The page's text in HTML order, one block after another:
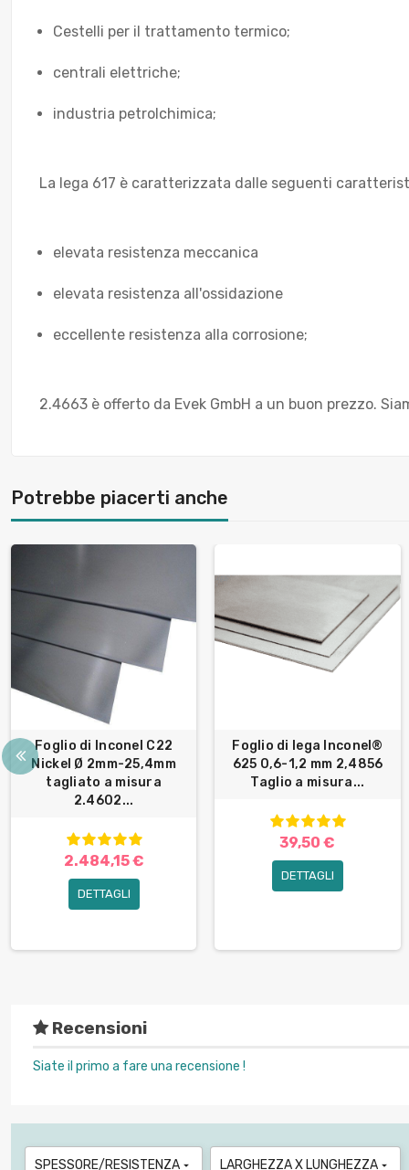
Cestelli per il trattamento termico;
centrali elettriche;
industria petrolchimica;
La lega 617 è caratterizzata dalle seguenti
elevata resistenza meccanica
elevata resistenza all'ossidazione
eccellente resistenza alla corrosione;
2.4663 è offerto da Evek GmbH a un buon prezzo.
Potrebbe piacerti anche
Foglio di Inconel C22
Nickel Ø 2mm-25,4mm
tagliato a misura
2.4602...
2.484,15 €
DETTAGLI
Foglio di lega Inconel®
625 0,6-1,2 mm 2,4856
Taglio a misura...
39,50 €
DETTAGLI
Recensioni
Siate il primo a fare una recensione !
SPESSORE/RESISTENZA  LARGHEZZA X LUNGHEZZA 